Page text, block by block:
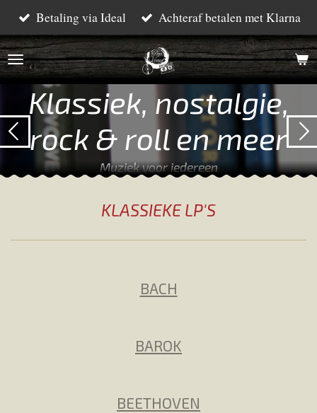
Ga
direct
naar
hoofdinhoud
Betaling via Ideal Achteraf betalen met Klarna
Klassiek, nostalgie,
rock & roll en meer
Muziek voor iedereen
KLASSIEKE LP'S
BACH
BAROK
BEETHOVEN